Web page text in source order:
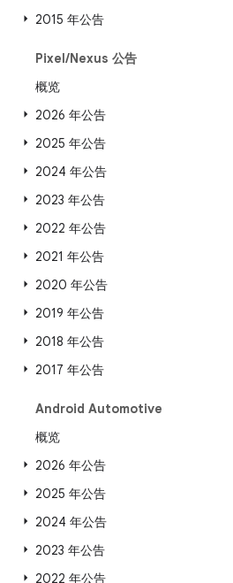
2015 年公告
Pixel/Nexus 公告
概览
2026 年公告
2025 年公告
2024 年公告
2023 年公告
2022 年公告
2021 年公告
2020 年公告
2019 年公告
2018 年公告
2017 年公告
Android Automotive
概览
2026 年公告
2025 年公告
2024 年公告
2023 年公告
2022 年公告